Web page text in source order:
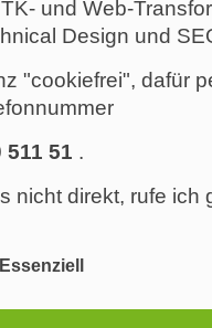
und Web-
Design und
"cookiefrei", dafür
511 51 .
nicht direkt, rufe ich
Essenziell